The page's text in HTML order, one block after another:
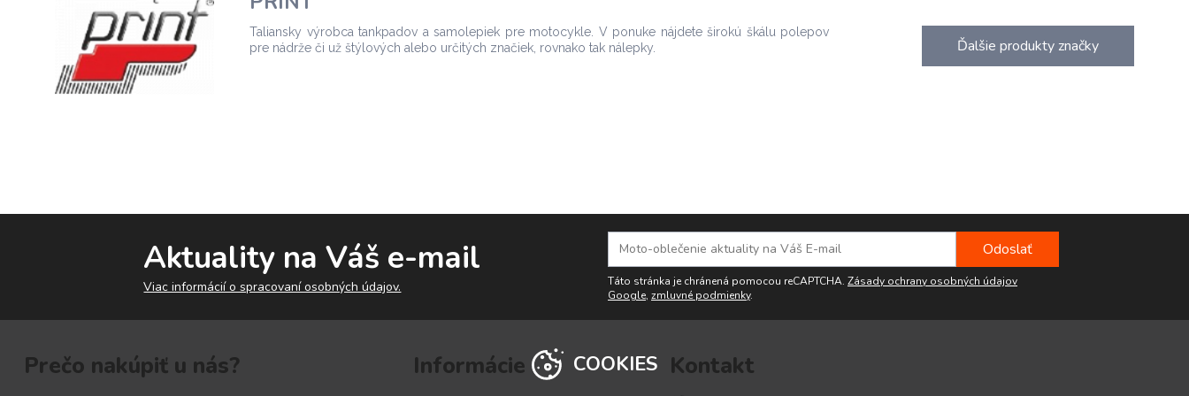
Taliansky výrobca tankpadov a samolepiek pre motocykle. V ponuke nájdete širokú škálu polepov
pre nádrže či už štýlových alebo určitých značiek, rovnako tak nálepky.
Ďalšie produkty značky
Aktuality na Váš e-mail
Viac informácií o spracovaní osobných údajov. Táto stránka je chránená pomocou reCAPTCHA. Zásady ochrany osobných údajov
Google, zmluvné podmienky.
Prečo nakúpiť u nás? Informácie Kontakt
COOKIES